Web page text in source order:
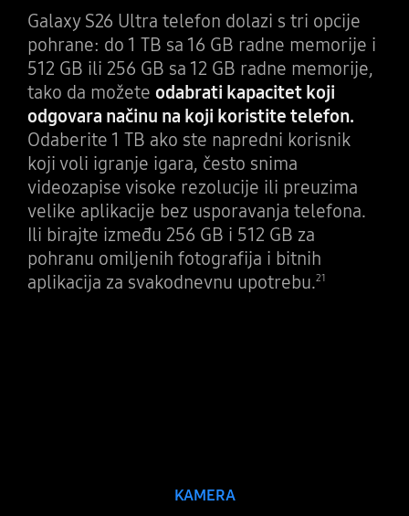
Galaxy S26 Ultra telefon dolazi s tri opcije
pohrane: do 1 TB sa 16 GB radne memorije i
512 GB ili 256 GB sa 12 GB radne memorije,
tako da možete odabrati kapacitet koji
odgovara načinu na koji koristite telefon.
Odaberite 1 TB ako ste napredni korisnik
koji voli igranje igara, često snima
videozapise visoke rezolucije ili preuzima
velike aplikacije bez usporavanja telefona.
Ili birajte između 256 GB i 512 GB za
pohranu omiljenih fotografija i bitnih
aplikacija za svakodnevnu upotrebu.21
KAMERA